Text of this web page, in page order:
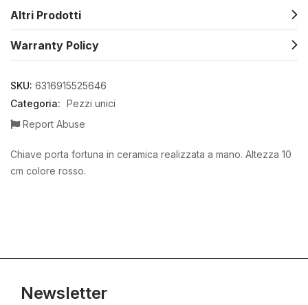
Altri Prodotti
Warranty Policy
SKU: 6316915525646
Categoria: Pezzi unici
Report Abuse
Chiave porta fortuna in ceramica realizzata a mano. Altezza 10
cm colore rosso.
Newsletter